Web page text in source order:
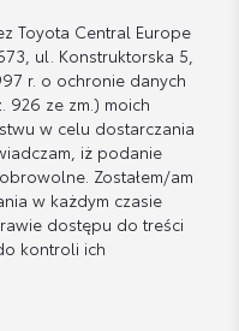
Toyota Central Europe
ul. Konstruktorska 5,
r. o ochronie danych
926 ze zm.) moich
w celu dostarczania
iż podanie
Zostałem/am
w każdym czasie
dostępu do treści
kontroli ich